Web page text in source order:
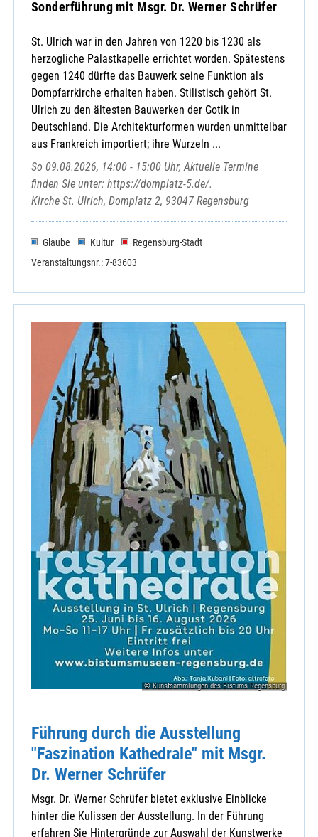
Sonderführung mit Msgr. Dr. Werner Schrüfer
St. Ulrich war in den Jahren von 1220 bis 1230 als
herzogliche Palastkapelle errichtet worden. Spätestens
gegen 1240 dürfte das Bauwerk seine Funktion als
Dompfarrkirche erhalten haben. Stilistisch gehört St.
Ulrich zu den ältesten Bauwerken der Gotik in
Deutschland. Die Architekturformen wurden unmittelbar
aus Frankreich importiert; ihre Wurzeln ...
So 09.08.2026, 14:00 - 15:00 Uhr, Aktuelle Termine
finden Sie unter: https://domplatz-5.de/.
Kirche St. Ulrich, Domplatz 2, 93047 Regensburg
Glaube Kultur
Regensburg-Stadt
Veranstaltungsnr.: 7-83603
© Kunstsammlungen des Bistums Regensburg
Führung durch die Ausstellung
"Faszination Kathedrale" mit Msgr.
Dr. Werner Schrüfer
Msgr. Dr. Werner Schrüfer bietet exklusive Einblicke
hinter die Kulissen der Ausstellung. In der Führung
erfahren Sie Hintergründe zur Auswahl der Kunstwerke